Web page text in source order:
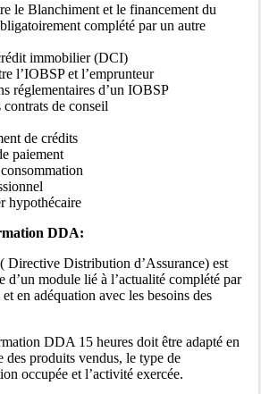
le Blanchiment et le financement du
complété par un autre
immobilier (DCI)
l’IOBSP et l’emprunteur
réglementaires d’un IOBSP
de conseil
de crédits
paiement
hypothécaire
DDA:
Distribution d’Assurance) est
d’un module lié à l’actualité complété par
en adéquation avec les besoins des
DDA 15 heures doit être adapté en
des produits vendus, le type de
occupée et l’activité exercée.